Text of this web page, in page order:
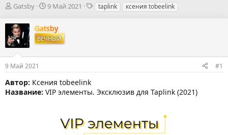
А
т
о
р
м
ы
Gatsby
Д
т
а
н
а
л
а
9 Май 2021
Тtaplink ксения tobeelink
Gatsby
ВЕЧНЫЙ
9 Май 2021 #1
Автор: Ксения tobeelink
Название: VIP элементы. Эксклюзив для Taplink (2021)